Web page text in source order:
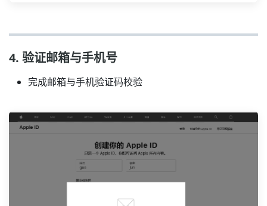
4. 验证邮箱与手机号
完成邮箱与手机验证码校验